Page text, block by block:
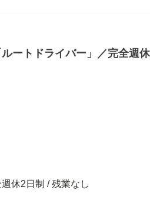
ートドライバー」／完全週
休2日制 / 残業なし